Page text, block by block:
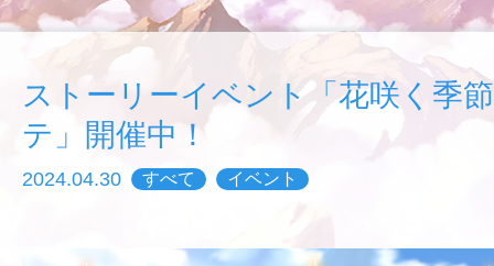
ストーリーイベント「花咲く季
テ」開催中！
2024.04.30 すべて イベント